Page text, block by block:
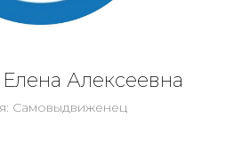
Алексеевна
Самовыдвиженец